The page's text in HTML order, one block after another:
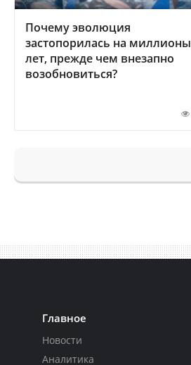
Почему эволюция
застопорилась на миллионы
лет, прежде чем внезапно
возобновиться?
Главное
Новости
Аналитика